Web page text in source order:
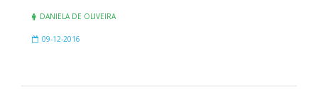
DANIELA DE OLIVEIRA
09-12-2016